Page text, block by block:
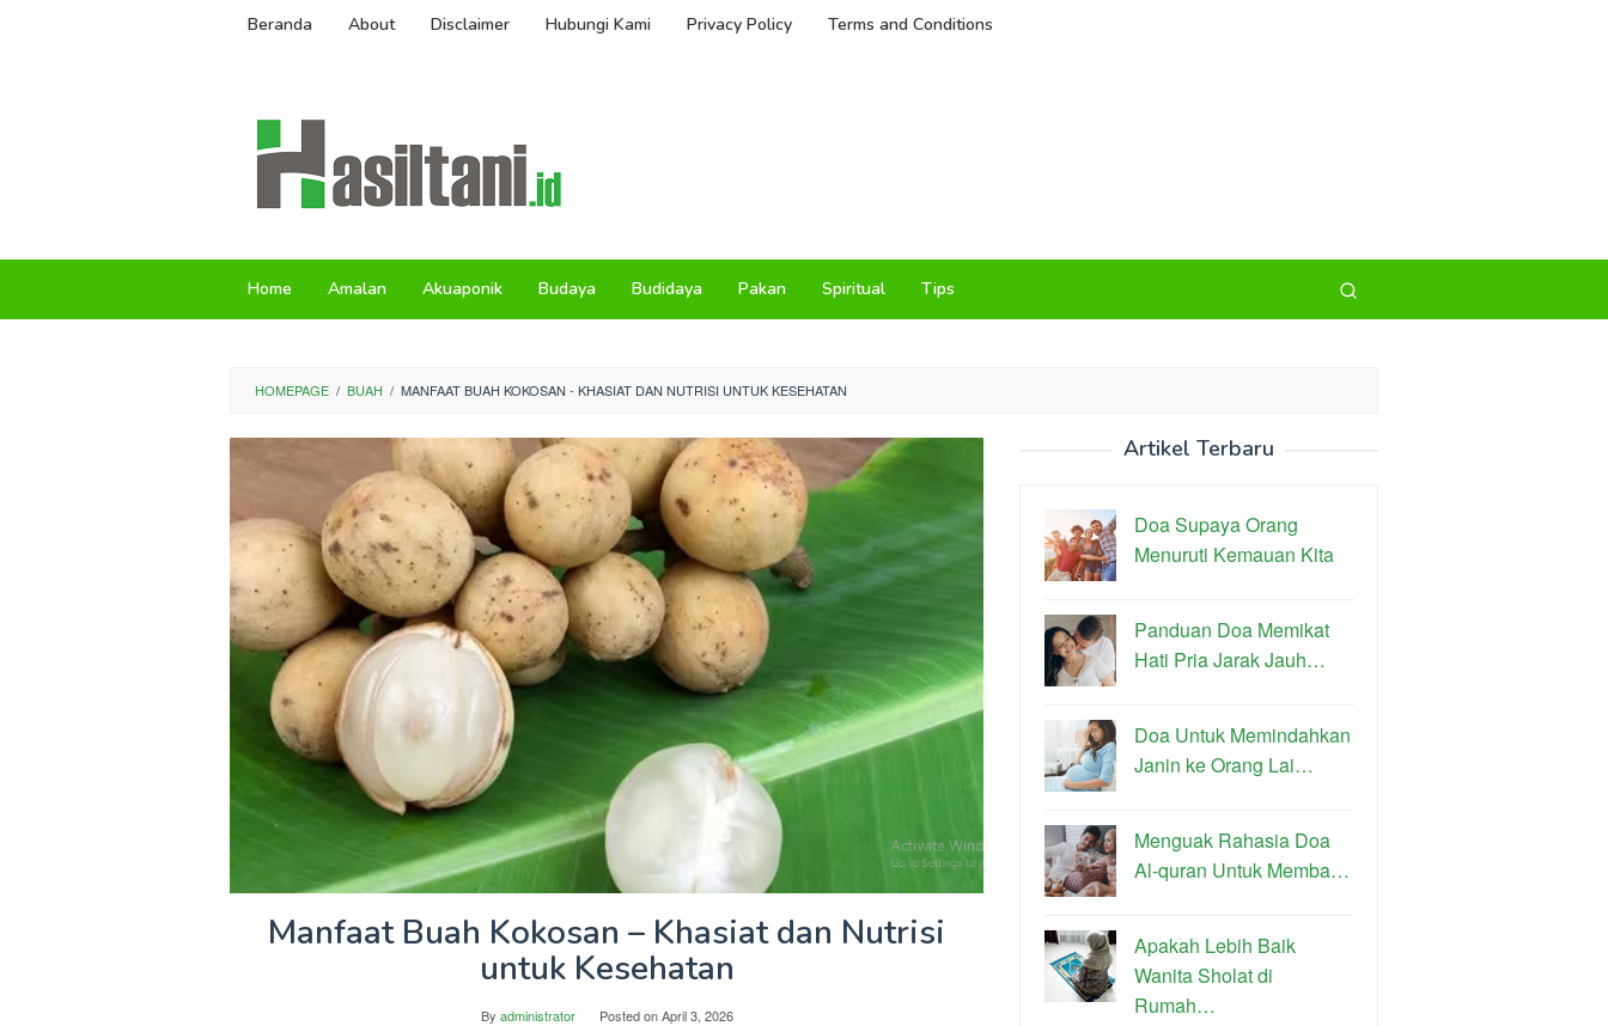
Beranda About Disclaimer Hubungi Kami Privacy Policy Terms and Conditions
Home Amalan Akuaponik Budaya Budidaya Pakan Spiritual Tips
HOMEPAGE / BUAH / MANFAAT BUAH KOKOSAN - KHASIAT DAN NUTRISI UNTUK KESEHATAN
Manfaat Buah Kokosan – Khasiat dan Nutrisi
untuk Kesehatan
By administrator Posted onApril 3, 2026
Artikel Terbaru
Doa Supaya Orang
Menuruti Kemauan Kita
Panduan Doa Memikat
Hati Pria Jarak Jauh…
Doa Untuk Memindahkan
Janin ke Orang Lai…
Menguak Rahasia Doa
Al-quran Untuk Memba…
Apakah Lebih Baik
Wanita Sholat di
Rumah…